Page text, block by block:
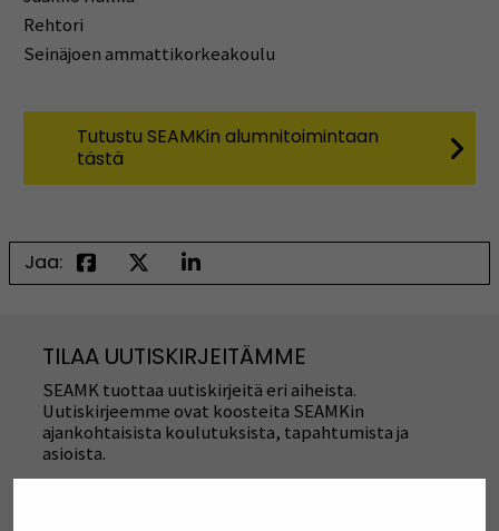
Rehtori
Seinäjoen ammattikorkeakoulu
Tutustu SEAMKin alumnitoimintaan
tästä
Jaa:
TILAA UUTISKIRJEITÄMME
SEAMK tuottaa uutiskirjeitä eri aiheista.
Uutiskirjeemme ovat koosteita SEAMKin
ajankohtaisista koulutuksista, tapahtumista ja
asioista.